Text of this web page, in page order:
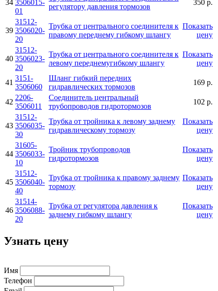
34 3506015-
01
регулятору давления тормозов
350 р.
39
31512-
3506020-
20
Трубка от центрального соединителя к
правому переднему гибкому шлангу
Показать
цену
40
31512-
3506023-
20
Трубка от центрального соединителя к
левому переднемугибкому шлангу
Показать
цену
41
3151-
3506060
Шланг гибкий передних
гидравлических тормозов
169 р.
42
2206-
3506011
Соединитель центральный
трубопроводов гидротормозов
102 р.
43
31512-
3506035-
30
Трубка от тройника к левому заднему
гидравлическому тормозу
Показать
цену
44
31605-
3506033-
10
Тройник трубопроводов
гидротормозов
Показать
цену
45
31512-
3506040-
40
Трубка от тройника к правому заднему
тормозу
Показать
цену
46
31514-
3506088-
20
Трубка от регулятора давления к
заднему гибкому шлангу
Показать
цену
Узнать цену
Имя
Телефон